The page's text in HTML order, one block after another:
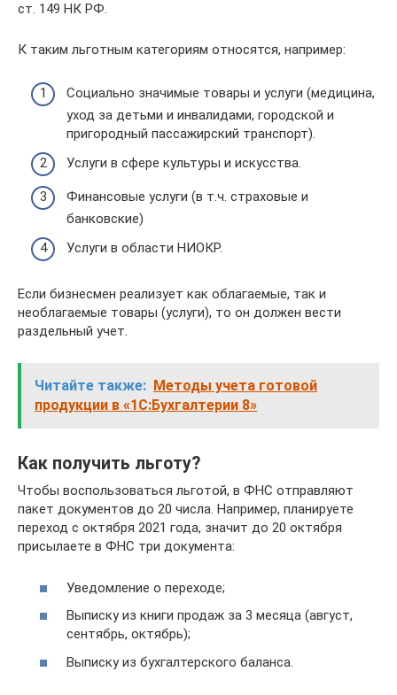
ст. 149 НК РФ.
К таким льготным категориям относятся, например:
Социально значимые товары и услуги (медицина,
уход за детьми и инвалидами, городской и
пригородный пассажирский транспорт).
Услуги в сфере культуры и искусства.
Финансовые услуги (в т.ч. страховые и
банковские)
Услуги в области НИОКР.
Если бизнесмен реализует как облагаемые, так и
необлагаемые товары (услуги), то он должен вести
раздельный учет.
Читайте также: Методы учета готовой
продукции в «1С:Бухгалтерии 8»
Как получить льготу?
Чтобы воспользоваться льготой, в ФНС отправляют
пакет документов до 20 числа. Например, планируете
переход с октября 2021 года, значит до 20 октября
присылаете в ФНС три документа:
Уведомление о переходе;
Выписку из книги продаж за 3 месяца (август,
сентябрь, октябрь);
Выписку из бухгалтерского баланса.